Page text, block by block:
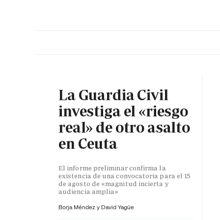
La Guardia Civil
investiga el «riesgo
real» de otro asalto
en Ceuta
El informe preliminar confirma la
existencia de una convocatoria para el 15
de agosto de «magnitud incierta y
audiencia amplia»
Borja Méndez y David Yagüe